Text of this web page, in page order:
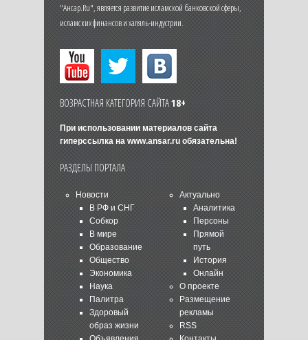
"Ансар.Ru", является развитие исламской банковской сферы,
исламских финансов и халяль-индустрии.
ВОЗРАСТНАЯ КАТЕГОРИЯ САЙТА18+
При использовании материалов сайта
гиперссылка на www.ansar.ruобязательна!
РАЗДЕЛЫ ПОРТАЛА
Новости
В РФ и СНГ
Собкор
В мире
Образование
Общество
Экономика
Наука
Палитра
Здоровый
образ жизни
Актуально
Аналитика
Персоны
Прямой
путь
История
Онлайн
О проекте
Размещение
рекламы
RSS